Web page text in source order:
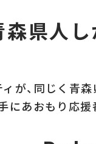
森県人
が、同じく青
にあおもり応援